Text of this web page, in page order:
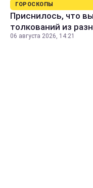
ГОРОСКОПЫ
Приснилось, что
толкований из
06 августа 2026, 14:21